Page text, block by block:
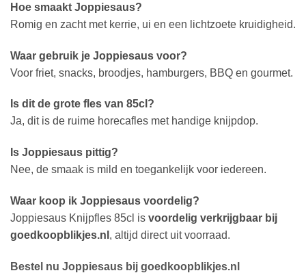
Hoe smaakt Joppiesaus?
Romig en zacht met kerrie, ui en een lichtzoete kruidigheid.
Waar gebruik je Joppiesaus voor?
Voor friet, snacks, broodjes, hamburgers, BBQ en gourmet.
Is dit de grote fles van 85cl?
Ja, dit is de ruime horecafles met handige knijpdop.
Is Joppiesaus pittig?
Nee, de smaak is mild en toegankelijk voor iedereen.
Waar koop ik Joppiesaus voordelig?
Joppiesaus Knijpfles 85cl is voordelig verkrijgbaar bij
goedkoopblikjes.nl , altijd direct uit voorraad.
Bestel nu Joppiesaus bij goedkoopblikjes.nl